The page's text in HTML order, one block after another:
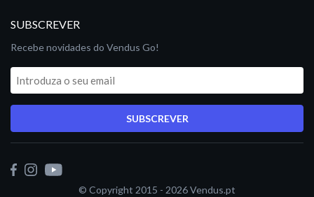
SUBSCREVER
Recebe novidades do Vendus Go!
SUBSCREVER
© Copyright 2015 - 2026Vendus.pt